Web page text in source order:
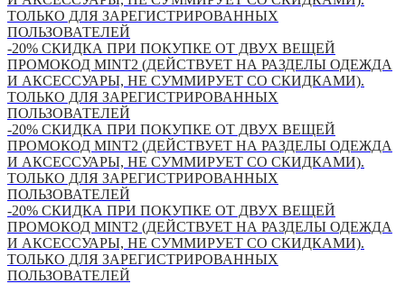
ТОЛЬКО ДЛЯ ЗАРЕГИСТРИРОВАННЫХ
ПОЛЬЗОВАТЕЛЕЙ
-20% СКИДКА ПРИ ПОКУПКЕ ОТ ДВУХ ВЕЩЕЙ
ПРОМОКОД MINT2 (ДЕЙСТВУЕТ НА РАЗДЕЛЫ ОДЕЖДА
И АКСЕССУАРЫ, НЕ СУММИРУЕТ СО СКИДКАМИ).
ТОЛЬКО ДЛЯ ЗАРЕГИСТРИРОВАННЫХ
ПОЛЬЗОВАТЕЛЕЙ
-20% СКИДКА ПРИ ПОКУПКЕ ОТ ДВУХ ВЕЩЕЙ
ПРОМОКОД MINT2 (ДЕЙСТВУЕТ НА РАЗДЕЛЫ ОДЕЖДА
И АКСЕССУАРЫ, НЕ СУММИРУЕТ СО СКИДКАМИ).
ТОЛЬКО ДЛЯ ЗАРЕГИСТРИРОВАННЫХ
ПОЛЬЗОВАТЕЛЕЙ
-20% СКИДКА ПРИ ПОКУПКЕ ОТ ДВУХ ВЕЩЕЙ
ПРОМОКОД MINT2 (ДЕЙСТВУЕТ НА РАЗДЕЛЫ ОДЕЖДА
И АКСЕССУАРЫ, НЕ СУММИРУЕТ СО СКИДКАМИ).
ТОЛЬКО ДЛЯ ЗАРЕГИСТРИРОВАННЫХ
ПОЛЬЗОВАТЕЛЕЙ